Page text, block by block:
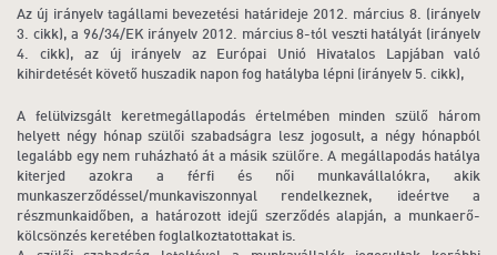
Az új irányelv tagállami bevezetési határideje 2012. március 8. (irányelv
3. cikk), a 96/34/EK irányelv 2012. március 8-tól veszti hatályát (irányelv
4. cikk), az új irányelv az Európai Unió Hivatalos Lapjában való
kihirdetését követő huszadik napon fog hatályba lépni (irányelv 5. cikk),
A felülvizsgált keretmegállapodás értelmében minden szülő három
helyett négy hónap szülői szabadságra lesz jogosult, a négy hónapból
legalább egy nem ruházható át a másik szülőre. A megállapodás hatálya
kiterjed azokra a férfi és női munkavállalókra, akik
munkaszerződéssel/munkaviszonnyal rendelkeznek, ideértve a
részmunkaidőben, a határozott idejű szerződés alapján, a munkaerő-
kölcsönzés keretében foglalkoztatottakat is.